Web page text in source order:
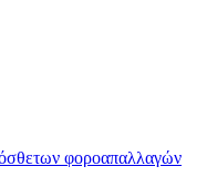
φοροαπαλλαγών